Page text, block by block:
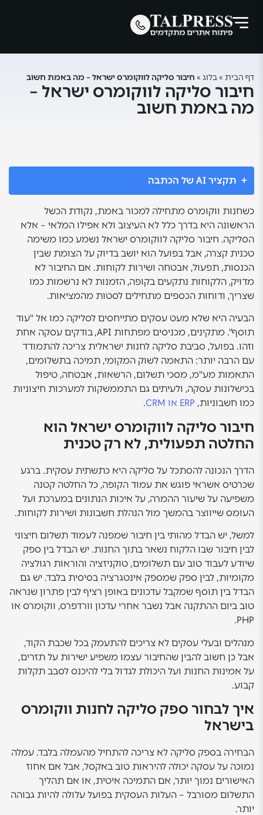
דף הבית » בלוג » חיבור סליקה לווקומרס ישראל – מה באמת חשוב
חיבור סליקה לווקומרס ישראל –
מה באמת חשוב
תקציר AI של הכתבה
כשחנות ווקומרס מתחילה למכור באמת, נקודת הכשל
הראשונה היא בדרך כלל לא העיצוב ולא אפילו המלאי – אלא
הסליקה. חיבור סליקה לווקומרס ישראל נשמע כמו משימה
טכנית קצרה, אבל בפועל הוא יושב בדיוק על הצומת שבין
הכנסות, תפעול, אבטחה ושירות לקוחות. אם החיבור לא
מדויק, הלקוחות נתקעים בקופה, הזמנות לא נרשמות כמו
שצריך, ודוחות הכספים מתחילים לסטות מהמציאות.
הבעיה היא שלא מעט עסקים מתייחסים לסליקה כמו אל "עוד
תוסף". מתקינים, מכניסים מפתחות API, בודקים עסקה אחת
וזהו. בפועל, סביבת סליקה לחנות ישראלית צריכה להתמודד
עם הרבה יותר: התאמה לשוק המקומי, תמיכה בתשלומים,
התאמות מע"מ, מסכי תשלום, הרשאות, אבטחה, טיפול
בכישלונות עסקה, ולעיתים גם התממשקות למערכות חיצוניות
כמו חשבוניות, ERP או CRM .
חיבור סליקה לווקומרס ישראל הוא
החלטה תפעולית, לא רק טכנית
הדרך הנכונה להסתכל על סליקה היא כתשתית עסקית. ברגע
שכרטיס אשראי פוגש את עמוד הקופה, כל החלטה קטנה
משפיעה על שיעור ההמרה, על איכות הנתונים במערכת ועל
העומס שייווצר בהמשך מול הנהלת חשבונות ושירות לקוחות.
למשל, יש הבדל מהותי בין חיבור שמפנה לעמוד תשלום חיצוני
לבין חיבור שבו הלקוח נשאר בתוך החנות. יש הבדל בין ספק
שיודע לעבוד טוב עם תשלומים, טוקניזציה והוראות רגולציה
מקומיות, לבין ספק שמספק אינטגרציה בסיסית בלבד. יש גם
הבדל בין תוסף שמקבל עדכונים באופן רציף לבין פתרון שנראה
טוב ביום ההתקנה אבל נשבר אחרי עדכון וורדפרס, ווקומרס או
PHP.
מנהלים ובעלי עסקים לא צריכים להתעמק בכל שכבת הקוד,
אבל כן חשוב להבין שהחיבור עצמו משפיע ישירות על תזרים,
על אמינות החנות ועל היכולת לגדול בלי להיכנס לסבב תקלות
קבוע.
איך לבחור ספק סליקה לחנות ווקומרס
בישראל
הבחירה בספק סליקה לא צריכה להתחיל מהעמלה בלבד. עמלה
נמוכה על עסקה יכולה להיראות טוב באקסל, אבל אם אחוז
האישורים נמוך יותר, אם התמיכה איטית, או אם תהליך
התשלום מסורבל – העלות העסקית בפועל עלולה להיות גבוהה
יותר.